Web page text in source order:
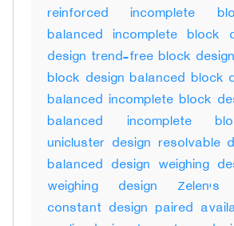
reinforced incomplete
balanced incomplete block
design trend-free block
block design balanced block
balanced incomplete block
balanced incomplete
unicluster design resolvable
balanced design weighing
weighing design Zelen's
constant design paired